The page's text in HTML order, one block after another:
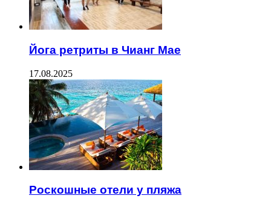
Йога ретриты в Чианг Мае
17.08.2025
Роскошные отели у пляжа